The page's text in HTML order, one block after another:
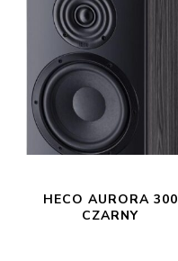
HECO AURORA 300
CZARNY